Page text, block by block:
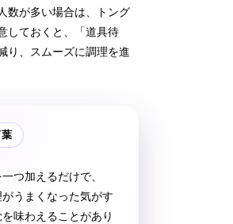
数が多い場合は、トング
しておくと、「道具待
り、スムーズに調理を進
つ加えるだけで、
がうまくなった気がす
味わえることがあり